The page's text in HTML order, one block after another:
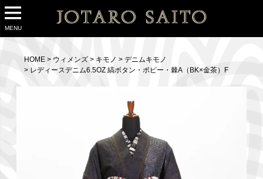
MENU
HOME ウィメンズ キモノ
デニムキモノ
レディースデニム6.5OZ 縞ボタン・ポピー・棘A（BK×金茶）F